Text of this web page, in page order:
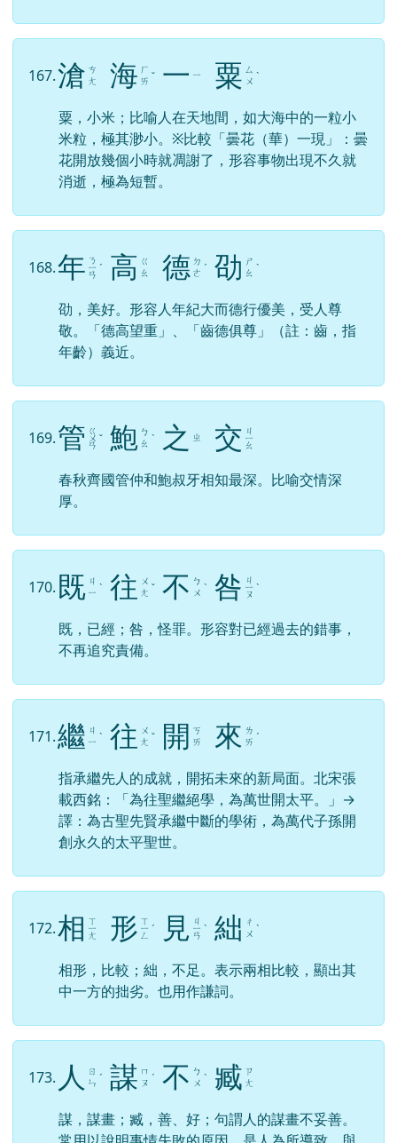
167.滄 ㄘ
ㄤ
海 ㄏ
ㄞ ˇ 一 ㄧ 粟 ㄙ
ㄨ ˋ
粟，小米；比喻人在天地間，如大海中的一粒小
米粒，極其渺小。※比較「曇花（華）一現」：曇
花開放幾個小時就凋謝了，形容事物出現不久就
消逝，極為短暫。
168.年 ㄋ
ㄧ
ㄢ
ˊ 高 ㄍ
ㄠ
德 ㄉ
ㄜ ˊ 劭 ㄕ
ㄠ ˋ
劭，美好。形容人年紀大而德行優美，受人尊
敬。「德高望重」、「齒德俱尊」（註：齒，指
年齡）義近。
169.管 ㄍ
ㄨ
ㄢ
ˇ 鮑 ㄅ
ㄠ ˋ 之 ㄓ 交 ㄐ
ㄧ
ㄠ
春秋齊國管仲和鮑叔牙相知最深。比喻交情深
厚。
170. 既 ㄐ
ㄧ ˋ 往 ㄨ
ㄤ ˇ 不 ㄅ
ㄨ ˋ 咎 ㄐ
ㄧ
ㄡ
ˋ
既，已經；咎，怪罪。形容對已經過去的錯事，
不再追究責備。
171.繼 ㄐ
ㄧ ˋ 往 ㄨ
ㄤ ˇ 開 ㄎ
ㄞ
來 ㄌ
ㄞ ˊ
指承繼先人的成就，開拓未來的新局面。北宋張
載西銘：「為往聖繼絕學，為萬世開太平。」→
譯：為古聖先賢承繼中斷的學術，為萬代子孫開
創永久的太平聖世。
172.相 ㄒ
ㄧ
ㄤ 形 ㄒ
ㄧ
ㄥ
ˊ 見 ㄐ
ㄧ
ㄢ
ˋ 絀 ㄔ
ㄨ ˋ
相形，比較；絀，不足。表示兩相比較，顯出其
中一方的拙劣。也用作謙詞。
173. 人
ㄖ
ㄣ ˊ 謀 ㄇ
ㄡ ˊ 不 ㄅ
ㄨ ˋ 臧 ㄗ
ㄤ
謀，謀畫；臧，善、好；句謂人的謀畫不妥善。